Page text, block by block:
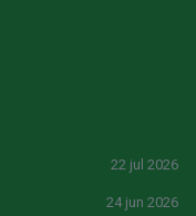
22 jul 2026
24 jun 2026